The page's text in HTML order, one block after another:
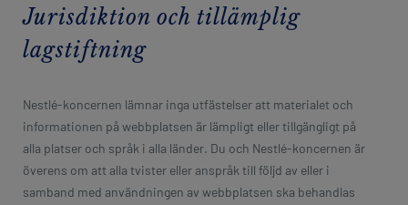
Jurisdiktion och tillämplig
lagstiftning
Nestlé-koncernen lämnar inga utfästelser att materialet och
informationen på webbplatsen är lämpligt eller tillgängligt på
alla platser och språk i alla länder. Du och Nestlé-koncernen är
överens om att alla tvister eller anspråk till följd av eller i
samband med användningen av webbplatsen ska behandlas